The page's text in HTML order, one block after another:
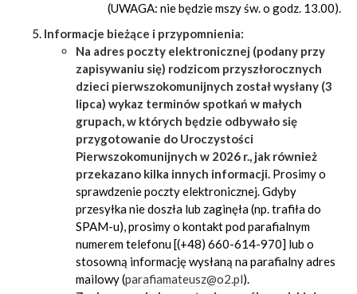
(UWAGA: nie będzie mszy św. o godz. 13.00).
Informacje bieżące i przypomnienia:
Na adres poczty elektronicznej (podany przy
zapisywaniu się) rodzicom przyszłorocznych
dzieci pierwszokomunijnych został wysłany (3
lipca) wykaz terminów spotkań w małych
grupach, w których będzie odbywało się
przygotowanie do Uroczystości
Pierwszokomunijnych w 2026 r., jak również
przekazano kilka innych informacji. Prosimy o
sprawdzenie poczty elektronicznej. Gdyby
przesyłka nie doszła lub zaginęła (np. trafiła do
SPAM-u), prosimy o kontakt pod parafialnym
numerem telefonu [(+48) 660-614-970] lub o
stosowną informację wysłaną na parafialny adres
mailowy (parafiamateusz@o2.pl).